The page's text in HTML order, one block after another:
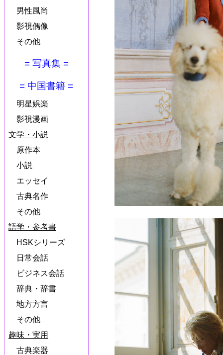
男性風尚
影視偶像
その他
= 写真集 =
= 中国書籍 =
明星娯楽
影視漫画
文学・小説
原作本
小説
エッセイ
古典名作
その他
語学・参考書
HSKシリーズ
日常会話
ビジネス会話
辞典・辞書
地方方言
その他
趣味・実用
古典楽器